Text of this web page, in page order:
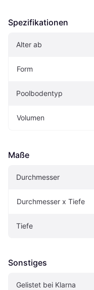
Spezifikationen
Alter ab
Form
Poolbodentyp
Volumen
Maße
Durchmesser
Durchmesser x Tiefe
Tiefe
Sonstiges
Gelistet bei Klarna